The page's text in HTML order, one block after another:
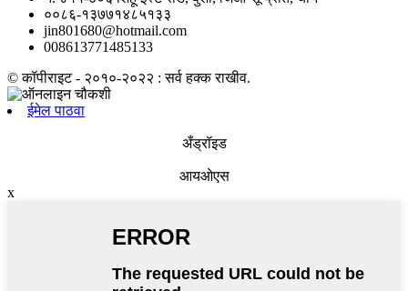
००८६-१३७७१४८५१३३
jin801680@hotmail.com
008613771485133
© कॉपीराइट - २०१०-२०२२ : सर्व हक्क राखीव.
ईमेल पाठवा
अँड्रॉइड
आयओएस
x